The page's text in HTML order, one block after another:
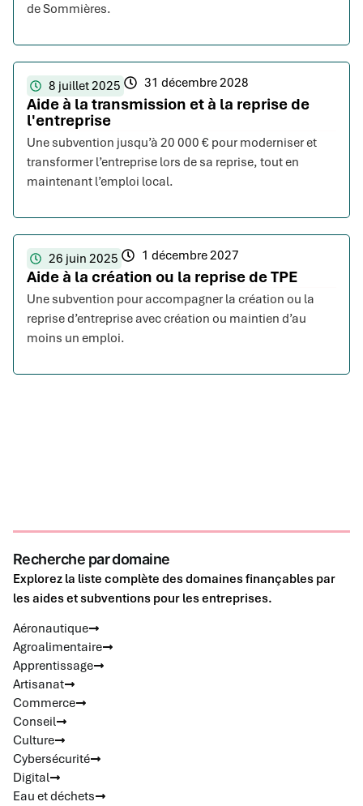
de Sommières.
8 juillet 2025 31 décembre 2028
Aide à la transmission et à la reprise de
l'entreprise
Une subvention jusqu’à 20 000 € pour moderniser et
transformer l’entreprise lors de sa reprise, tout en
maintenant l’emploi local.
26 juin 2025 1 décembre 2027
Aide à la création ou la reprise de TPE
Une subvention pour accompagner la création ou la
reprise d’entreprise avec création ou maintien d’au
moins un emploi.
Recherche par domaine
Explorez la liste complète des domaines finançables par
les aides et subventions pour les entreprises.
Aéronautique
Agroalimentaire
Apprentissage
Artisanat
Commerce
Conseil
Culture
Cybersécurité
Digital
Eau et déchets